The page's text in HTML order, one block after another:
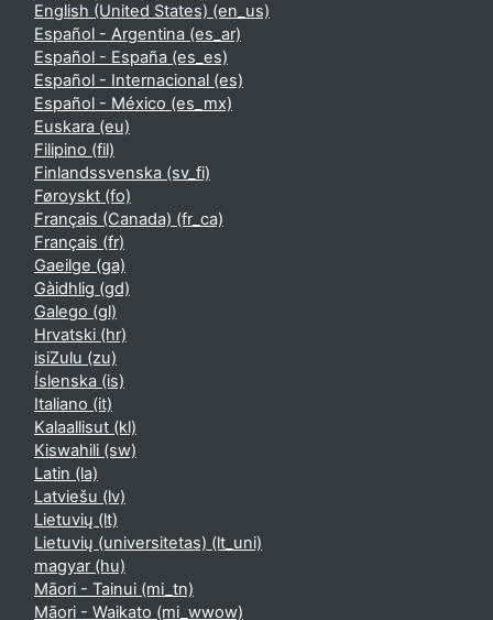
English (United States) ‎(en_us)‎
Español - Argentina ‎(es_ar)‎
Español - España ‎(es_es)‎
Español - Internacional ‎(es)‎
Español - México ‎(es_mx)‎
Euskara ‎(eu)‎
Filipino ‎(fil)‎
Finlandssvenska ‎(sv_fi)‎
Føroyskt ‎(fo)‎
Français (Canada) ‎(fr_ca)‎
Français ‎(fr)‎
Gaeilge ‎(ga)‎
Gàidhlig ‎(gd)‎
Galego ‎(gl)‎
Hrvatski ‎(hr)‎
isiZulu ‎(zu)‎
Íslenska ‎(is)‎
Italiano ‎(it)‎
Kalaallisut ‎(kl)‎
Kiswahili ‎(sw)‎
Latin ‎(la)‎
Latviešu ‎(lv)‎
Lietuvių ‎(lt)‎
Lietuvių (universitetas) ‎(lt_uni)‎
magyar ‎(hu)‎
Māori - Tainui ‎(mi_tn)‎
Māori - Waikato ‎(mi_wwow)‎